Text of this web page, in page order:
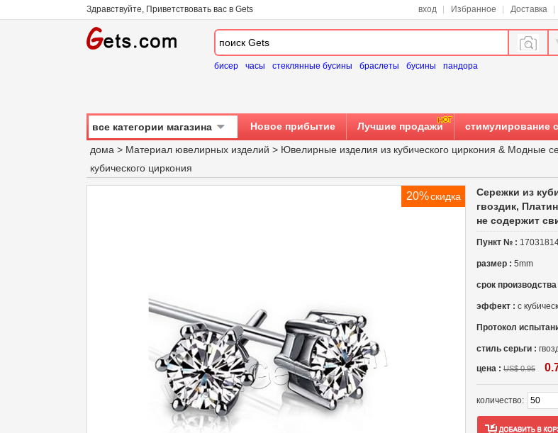
Здравствуйте, Приветствовать вас в Gets вход Избранное Доставка
бисер часы стеклянные бусины браслеты бусины пандора
все категории магазина Новое прибытие Лучшие продажи стимулирование
дома > Материал ювелирных изделий > Ювелирные изделия из кубического циркония & Модные
кубического циркония
20%скидка
Сережки из
гвоздик,
не содержит
Пункт № :
размер : 5mm
срок производства
эффект : с
Протокол
стиль серьги :
цена : US$ 0.95
количество: